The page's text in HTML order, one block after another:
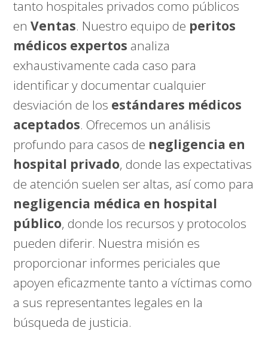
tanto hospitales privados como públicos
enVentas. Nuestro equipo de peritos
médicos expertos analiza
exhaustivamente cada caso para
identificar y documentar cualquier
desviación de los estándares médicos
aceptados. Ofrecemos un análisis
profundo para casos de negligencia en
hospital privado, donde las expectativas
de atención suelen ser altas, así como para
negligencia médica en hospital
público, donde los recursos y protocolos
pueden diferir. Nuestra misión es
proporcionar informes periciales que
apoyen eficazmente tanto a víctimas como
a sus representantes legales en la
búsqueda de justicia.